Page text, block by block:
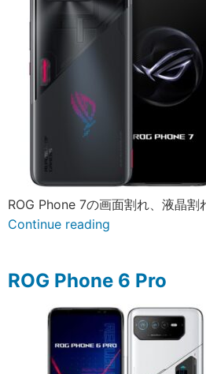
ROG Phone 7の画面割れ、液晶
Continue reading
ROG Phone 6 Pro